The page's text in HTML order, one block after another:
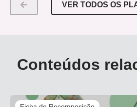
VER TODOS OS
Conteúdos